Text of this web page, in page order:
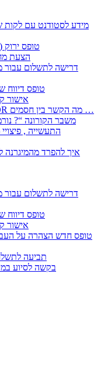
טופס ירוק (רש”ל 18) בקשה
2352 –
2356 – טופס
2357 –
– לבעלי עסקים ובעולם העבודה EMDR מה הקשר בין חסמים …
– משבר הקורונה “? נורמלי
2356 – טופס
2357 –
266 – תביעה
267 – בקשה